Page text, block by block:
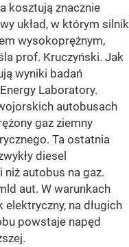
kosztują znacznie
układ, w którym silnik
wysokoprężnym,
prof. Kruczyński. Jak
wyniki badań
Laboratory.
autobusach
gaz ziemny
Ta ostatnia
diesel
niż autobus na gaz.
aut. W warunkach
na długich
powstaje napęd